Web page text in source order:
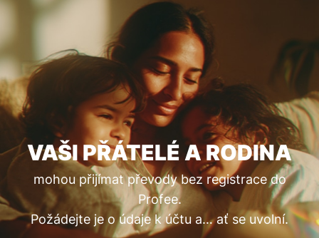
VAŠI PŘÁTELÉ A RODINA
mohou přijímat převody bez registrace do
Profee.
Požádejte je o údaje k účtu a… ať se uvolní.